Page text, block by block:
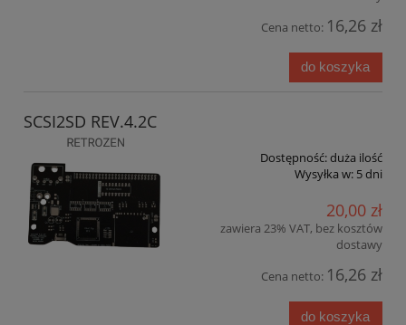
Cena netto: 16,26 zł
do koszyka
SCSI2SD REV.4.2C
Dostępność:duża ilość
Wysyłka w: 5 dni
20,00 zł
zawiera 23% VAT, bez kosztów
dostawy
Cena netto: 16,26 zł
do koszyka